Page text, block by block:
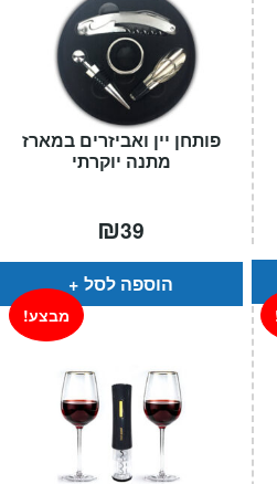
פותחן יין ואביזרים במארז
מתנה יוקרתי
₪39
הוספה לסל
מבצע!